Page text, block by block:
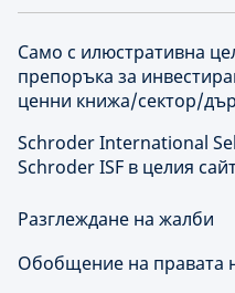
Само с илюстративна
препоръка за
ценни книжа/сектор/
Schroder International
Schroder ISF в целия
Разглеждане на жалби
Обобщение на правата